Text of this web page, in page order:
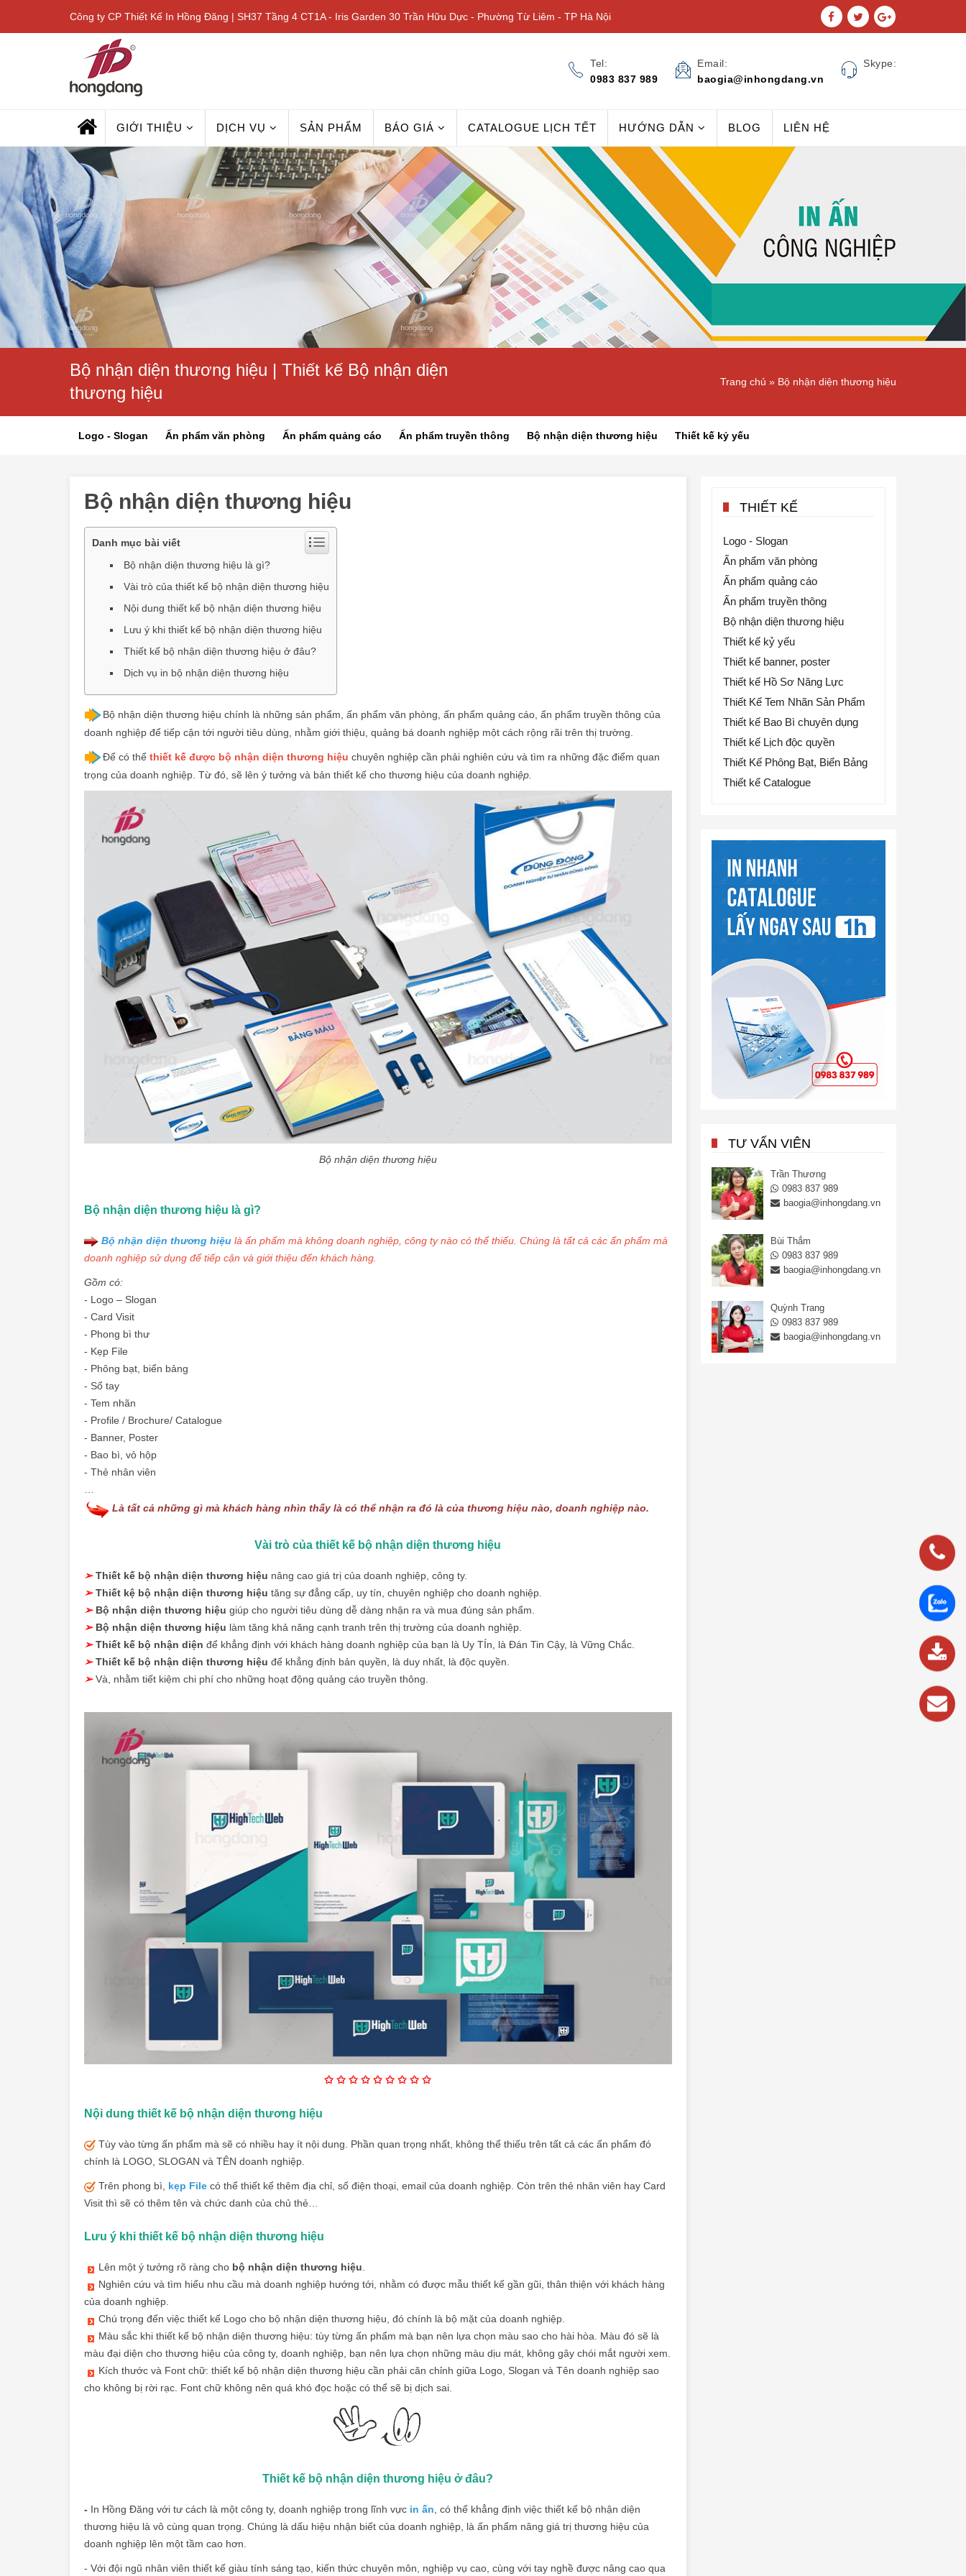
Công ty CP Thiết Kế In Hồng Đăng | SH37 Tầng 4 CT1A - Iris Garden 30 Trần Hữu Dực - Phường Từ Liêm - TP Hà Nội
Tel:
0983 837 989
Email:
baogia@inhongdang.vn
Skype:
GIỚI THIỆU DỊCH VỤ SẢN PHẨM BÁO GIÁ CATALOGUE LỊCH TẾT HƯỚNG DẪN BLOG LIÊN HỆ
Bộ nhận diện thương hiệu | Thiết kế Bộ nhận diện
thương hiệu
Trang chủ » Bộ nhận diện thương hiệu
Logo - Slogan Ấn phẩm văn phòng Ấn phẩm quảng cáo Ấn phẩm truyền thông Bộ nhận diện thương hiệu Thiết kế kỷ yếu
Bộ nhận diện thương hiệu
Danh mục bài viết
Bộ nhận diện thương hiệu là gì?
Vài trò của thiết kế bộ nhận diện thương hiệu
Nội dung thiết kế bộ nhận diện thương hiệu
Lưu ý khi thiết kế bộ nhận diện thương hiệu
Thiết kế bộ nhận diện thương hiệu ở đâu?
Dịch vụ in bộ nhận diện thương hiệu
Bộ nhận diện thương hiệu chính là những sản phẩm, ấn phẩm văn phòng, ấn phẩm quảng cáo, ấn phẩm truyền thông của
doanh nghiệp để tiếp cận tới người tiêu dùng, nhằm giới thiệu, quảng bá doanh nghiệp một cách rộng rãi trên thị trường.
Để có thể thiết kế được bộ nhận diện thương hiệu chuyên nghiệp cần phải nghiên cứu và tìm ra những đặc điểm quan
trọng của doanh nghiệp. Từ đó, sẽ lên ý tưởng và bản thiết kế cho thương hiệu của doanh nghiệp.
Bộ nhận diện thương hiệu
Bộ nhận diện thương hiệu là gì?
Bộ nhận diện thương hiệu là ấn phẩm mà không doanh nghiệp, công ty nào có thể thiếu. Chúng là tất cả các ấn phẩm mà
doanh nghiệp sử dụng để tiếp cận và giới thiệu đến khách hàng.
Gồm có:
- Logo – Slogan
- Card Visit
- Phong bì thư
- Kẹp File
- Phông bạt, biển bảng
- Sổ tay
- Tem nhãn
- Profile / Brochure/ Catalogue
- Banner, Poster
- Bao bì, vỏ hộp
- Thẻ nhân viên
Là tất cả những gì mà khách hàng nhìn thấy là có thể nhận ra đó là của thương hiệu nào, doanh nghiệp nào.
Vài trò của thiết kế bộ nhận diện thương hiệu
➢ Thiết kế bộ nhận diện thương hiệu nâng cao giá trị của doanh nghiệp, công ty.
➢ Thiết kệ bộ nhận diện thương hiệu tăng sự đẳng cấp, uy tín, chuyên nghiệp cho doanh nghiệp.
➢ Bộ nhận diện thương hiệu giúp cho người tiêu dùng dễ dàng nhận ra và mua đúng sản phẩm.
➢ Bộ nhận diện thương hiệu làm tăng khả năng cạnh tranh trên thị trường của doanh nghiệp.
➢ Thiết kế bộ nhận diện để khẳng định với khách hàng doanh nghiệp của bạn là Uy TÍn, là Đán Tin Cậy, là Vững Chắc.
➢ Thiết kế bộ nhận diện thương hiệu để khẳng định bản quyền, là duy nhất, là độc quyền.
➢ Và, nhằm tiết kiệm chi phí cho những hoạt động quảng cáo truyền thông.
✩ ✩ ✩✩ ✩ ✩✩ ✩ ✩
Nội dung thiết kế bộ nhận diện thương hiệu
Tùy vào từng ấn phẩm mà sẽ có nhiều hay ít nội dung. Phần quan trọng nhất, không thể thiếu trên tất cả các ấn phẩm đó
chính là LOGO, SLOGAN và TÊN doanh nghiệp.
Trên phong bì, kẹp File có thể thiết kế thêm địa chỉ, số điện thoại, email của doanh nghiệp. Còn trên thẻ nhân viên hay Card
Visit thì sẽ có thêm tên và chức danh của chủ thẻ…
Lưu ý khi thiết kế bộ nhận diện thương hiệu
Lên một ý tưởng rõ ràng cho bộ nhận diện thương hiệu.
Nghiên cứu và tìm hiểu nhu cầu mà doanh nghiệp hướng tới, nhằm có được mẫu thiết kế gần gũi, thân thiện với khách hàng
của doanh nghiệp.
Chú trọng đến việc thiết kế Logo cho bộ nhận diện thương hiệu, đó chính là bộ mặt của doanh nghiệp.
Màu sắc khi thiết kế bộ nhận diện thương hiệu: tùy từng ấn phẩm mà bạn nên lựa chọn màu sao cho hài hòa. Màu đó sẽ là
màu đại diện cho thương hiệu của công ty, doanh nghiệp, bạn nên lựa chọn những màu dịu mát, không gây chói mắt người xem.
Kích thước và Font chữ: thiết kế bộ nhận diện thương hiệu cần phải căn chỉnh giữa Logo, Slogan và Tên doanh nghiệp sao
cho không bị rời rạc. Font chữ không nên quá khó đọc hoặc có thể sẽ bị dịch sai.
Thiết kế bộ nhận diện thương hiệu ở đâu?
- In Hồng Đăng với tư cách là một công ty, doanh nghiệp trong lĩnh vực in ấn, có thể khẳng định việc thiết kế bộ nhận diện
thương hiệu là vô cùng quan trọng. Chúng là dấu hiệu nhận biết của doanh nghiệp, là ấn phẩm nâng giá trị thương hiệu của
doanh nghiệp lên một tầm cao hơn.
- Với đội ngũ nhân viên thiết kế giàu tính sáng tạo, kiến thức chuyên môn, nghiệp vụ cao, cùng với tay nghề được nâng cao qua
THIẾT KẾ
Logo - Slogan
Ấn phẩm văn phòng
Ấn phẩm quảng cáo
Ấn phẩm truyền thông
Bộ nhận diện thương hiệu
Thiết kế kỷ yếu
Thiết kế banner, poster
Thiết kế Hồ Sơ Năng Lực
Thiết Kế Tem Nhãn Sản Phẩm
Thiết kế Bao Bì chuyên dụng
Thiết kế Lịch độc quyền
Thiết Kế Phông Bạt, Biển Bảng
Thiết kế Catalogue
TƯ VẤN VIÊN
Trần Thương
0983 837 989
baogia@inhongdang.vn
Bùi Thắm
0983 837 989
baogia@inhongdang.vn
Quỳnh Trang
0983 837 989
baogia@inhongdang.vn